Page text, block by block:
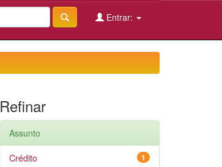
Entrar:
Refinar
Assunto
1
Crédito